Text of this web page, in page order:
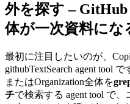
外を探す –
体が一次資料にな
最初に注目したいのが、
githubTextSearch agent tool
またはOrganization全体を
チで検索する agent tool で